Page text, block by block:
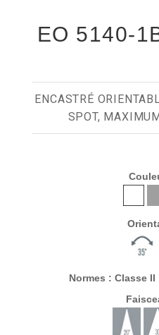
EO 5140-
ENCASTRÉ
SPOT,
Normes : Classe II